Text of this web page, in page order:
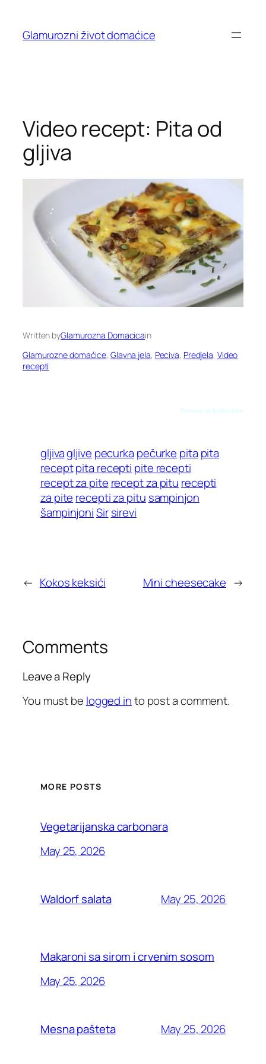
content
Glamurozni život domaćice
Video recept: Pita od
gljiva
Written byGlamurozna Domacicain
Glamurozne domaćice, Glavna jela, Peciva, Predjela, Video
recepti
Preuzeto sa kuhari.com
gljivagljive pecurka pečurke pita pita
receptpita recepti pite recepti
recept za pite recept za pitu recepti
za pite recepti za pitu sampinjon
šampinjoniSir sirevi
← Kokos keksići Mini cheesecake →
Comments
Leave a Reply
You must be logged into post a comment.
MORE POSTS
Vegetarijanska carbonara
May 25, 2026
Waldorf salata May 25, 2026
Makaroni sa sirom i crvenim sosom
May 25, 2026
Mesna pašteta May 25, 2026